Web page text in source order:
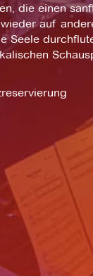
die einen
auf
Seele